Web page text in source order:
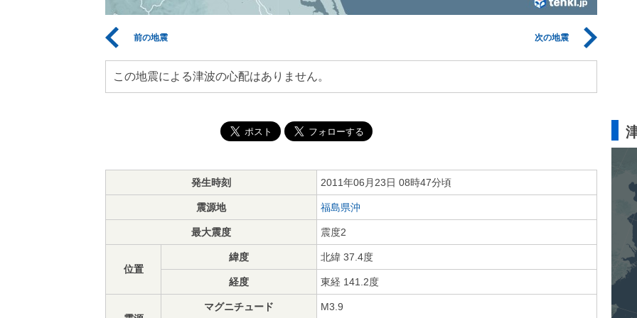
前の地震 次の地震
この地震による津波の心配はありません。
発生時刻 2011年06月23日 08時47分頃
震源地 福島県沖
最大震度 震度2
位置
緯度 北緯 37.4度
経度 東経 141.2度
マグニチュード M3.9